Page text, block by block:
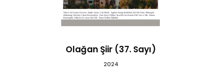
Olağan Şiir (37. Sayı)
2024